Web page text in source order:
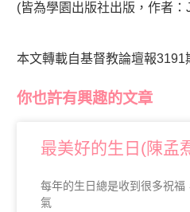
(皆為學園出版社出版，作者：
本文轉載自基督教論壇報3191
你也許有興趣的文章
最美好的生日(陳孟
每年的生日總是收到很多祝福
氣